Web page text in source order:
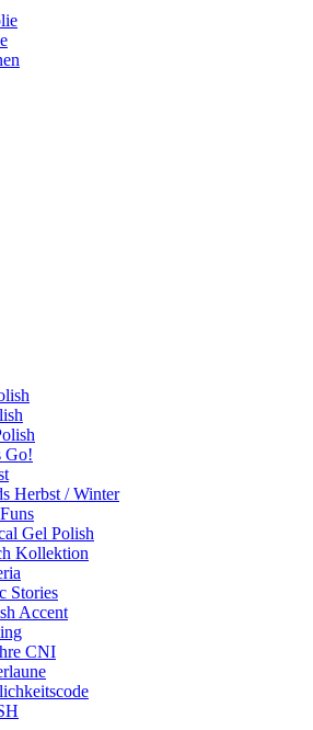
Go!
Herbst / Winter
Gel Polish
Kollektion
Stories
Accent
CNI